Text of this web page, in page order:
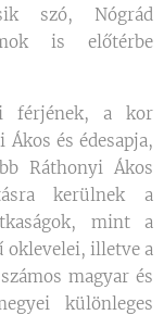
szó, Nógrád
is előtérbe
férjének, a kor
és édesapja,
Ráthonyi Ákos
kerülnek a
mint a
oklevelei, illetve a
magyar és
különleges